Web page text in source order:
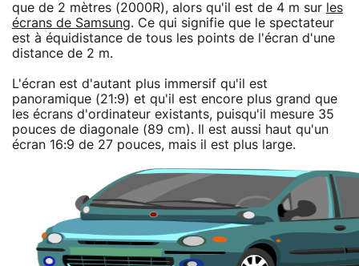
que de 2 mètres (2000R), alors qu'il est de 4 m sur les
écrans de Samsung. Ce qui signifie que le spectateur
est à équidistance de tous les points de l'écran d'une
distance de 2 m.
L'écran est d'autant plus immersif qu'il est
panoramique (21:9) et qu'il est encore plus grand que
les écrans d'ordinateur existants, puisqu'il mesure 35
pouces de diagonale (89 cm). Il est aussi haut qu'un
écran 16:9 de 27 pouces, mais il est plus large.